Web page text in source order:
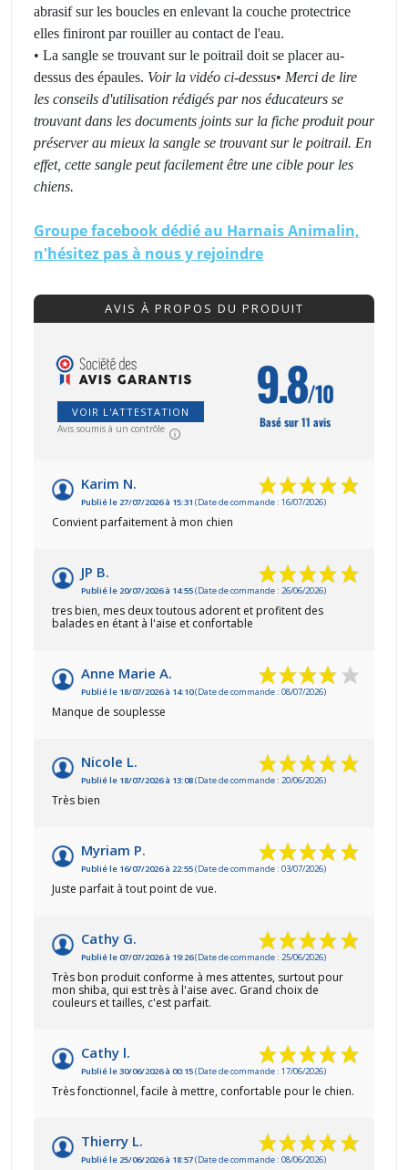
abrasif sur les boucles en enlevant la couche protectrice
elles finiront par rouiller au contact de l'eau.
• La sangle se trouvant sur le poitrail doit se placer au-
dessus des épaules. Voir la vidéo ci-dessus• Merci de lire
les conseils d'utilisation rédigés par nos éducateurs se
trouvant dans les documents joints sur la fiche produit pour
préserver au mieux la sangle se trouvant sur le poitrail. En
effet, cette sangle peut facilement être une cible pour les
chiens.
Groupe facebook dédié au Harnais Animalin,
n'hésitez pas à nous y rejoindre
AVIS À PROPOS DU PRODUIT
VOIR L'ATTESTATION
Avis soumis à un contrôle
9.8/10
Basé sur 11 avis
Karim N.
Publié le 27/07/2026 à 15:31 (Date de commande : 16/07/2026)
Convient parfaitement à mon chien
JP B.
Publié le 20/07/2026 à 14:55(Date de commande : 26/06/2026)
tres bien, mes deux toutous adorent et profitent des
balades en étant à l'aise et confortable
Anne Marie A.
Publié le 18/07/2026 à 14:10(Date de commande : 08/07/2026)
Manque de souplesse
Nicole L.
Publié le 18/07/2026 à 13:08(Date de commande : 20/06/2026)
Très bien
Myriam P.
Publié le 16/07/2026 à 22:55(Date de commande : 03/07/2026)
Juste parfait à tout point de vue.
Cathy G.
Publié le 07/07/2026 à 19:26(Date de commande : 25/06/2026)
Très bon produit conforme à mes attentes, surtout pour
mon shiba, qui est très à l'aise avec. Grand choix de
couleurs et tailles, c'est parfait.
Cathy l.
Publié le 30/06/2026 à 00:15(Date de commande : 17/06/2026)
Très fonctionnel, facile à mettre, confortable pour le chien.
Thierry L.
Publié le 25/06/2026 à 18:57(Date de commande : 08/06/2026)